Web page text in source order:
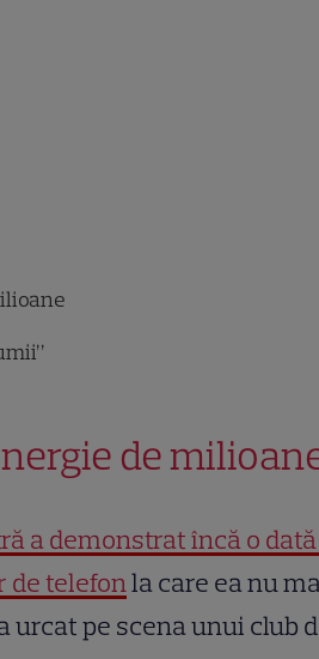
de
a demonstrat încă o
de telefonla care ea nu
urcat pe scena unui club